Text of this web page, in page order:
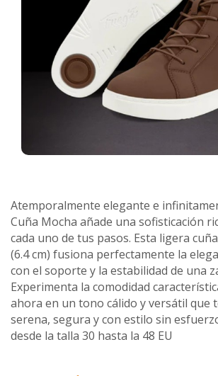
Atemporalmente elegante e
Cuña Mocha añade una sofisticación
cada uno de tus pasos. Esta ligera
(6.4 cm) fusiona perfectamente la
con el soporte y la estabilidad de una
Experimenta la comodidad
ahora en un tono cálido y versátil que
serena, segura y con estilo sin
desde la talla 30 hasta la 48 EU